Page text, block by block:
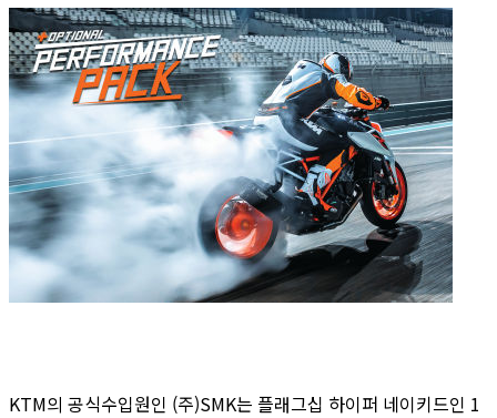
KTM의 공식수입원인 (주)SMK는 플래그십 하이퍼 네이키드인 1